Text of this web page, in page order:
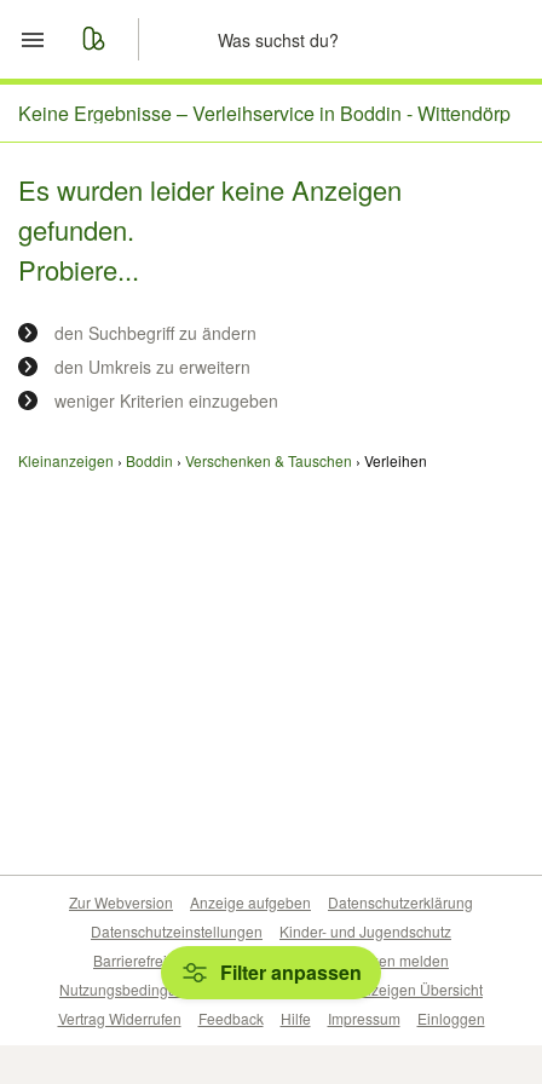
Start
Nachrichten
Anzeige aufgeben
Keine Ergebnisse –Verleihservice in Boddin - Wittendörp
Es wurden leider keine Anzeigen
gefunden.
Probiere...
den Suchbegriff zu ändern
den Umkreis zu erweitern
weniger Kriterien einzugeben
Kleinanzeigen Boddin Verschenken & Tauschen Verleihen
Filter anpassen
Zur Webversion Anzeige aufgeben
Datenschutzerklärung
Datenschutzeinstellungen
Kinder- und Jugendschutz
Barrierefreiheitserklärung
Sicherheitslücken melden
Nutzungsbedingungen
Beliebte Suchen
Anzeigen Übersicht
Vertrag Widerrufen
Feedback Hilfe Impressum Einloggen